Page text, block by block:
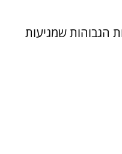
הגבוהות שמגיעות